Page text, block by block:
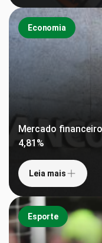
Economia
Mercado
4,81%
Leia mais
Esporte